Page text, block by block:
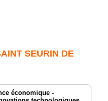
SEURIN DE
économique -